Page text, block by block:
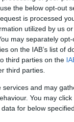
the below opt-out
is processed
utilized by us
may separately
on the IAB’s list of
third parties on the
third parties.
and may
You may
for below